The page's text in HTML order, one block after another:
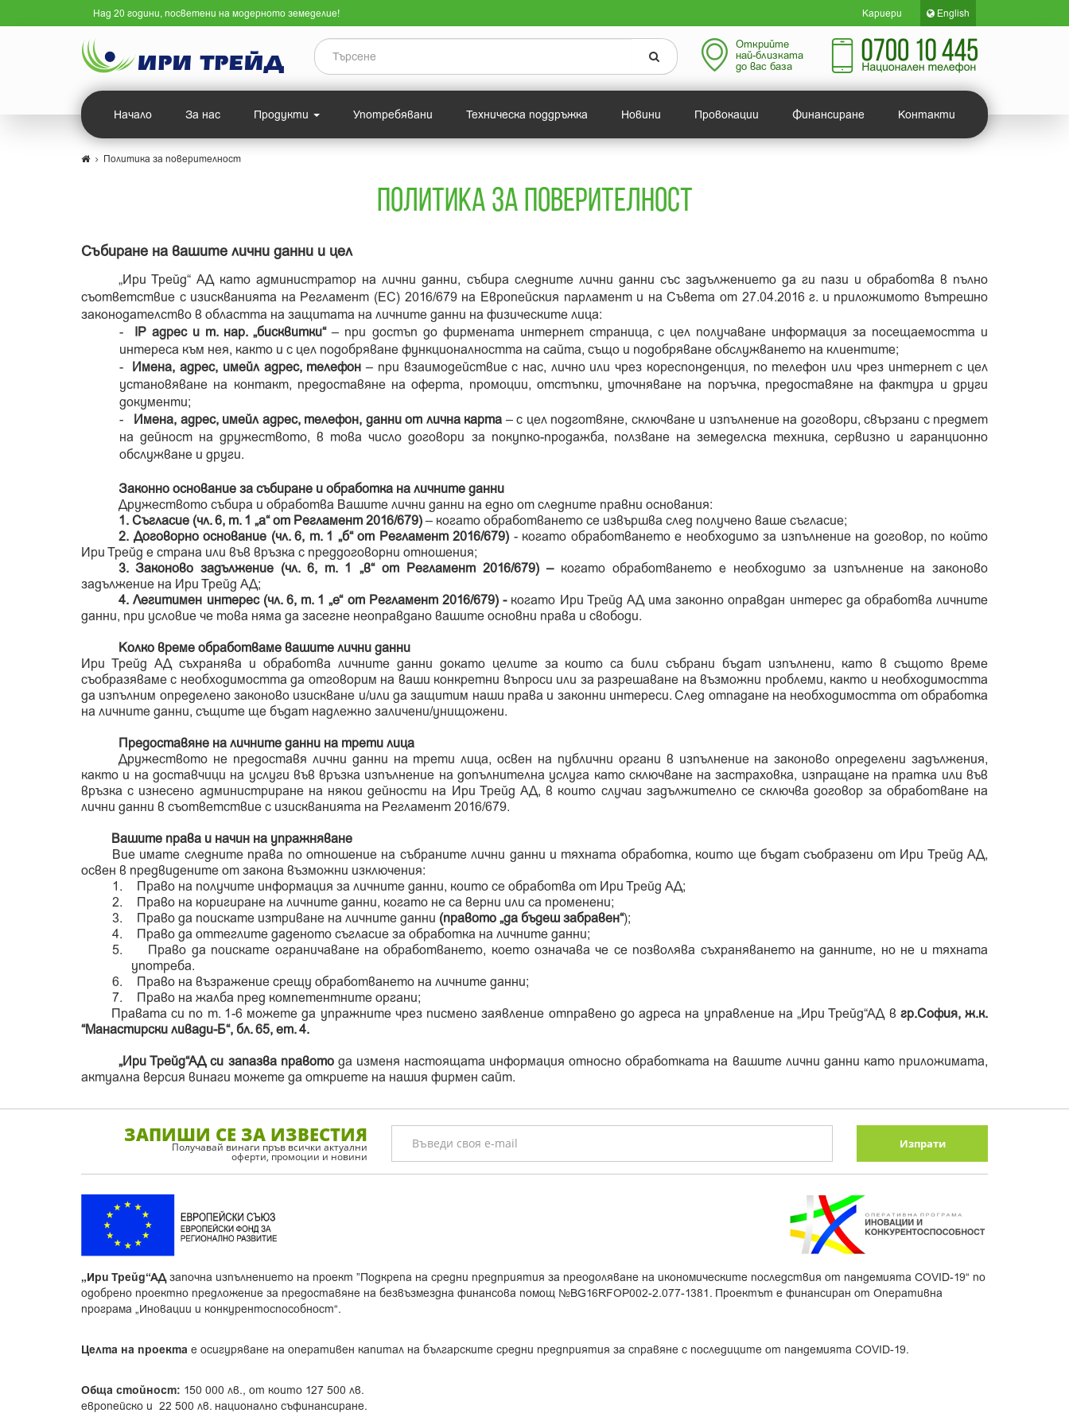
Над 20 години, посветени на модерното земеделие! Кариери English
Открийте
най-близката
до вас база
Начало За нас Продукти Употребявани Техническа поддръжка Новини Провокации Финансиране Контакти
Политика за поверителност
ПОЛИТИКА ЗА ПОВЕРИТЕЛНОСТ
Събиране на вашите лични данни и цел
„Ири Трейд“ АД като администратор на лични данни, събира следните лични данни със задължението да ги пази и обработва в пълно
съответствие с изискванията на Регламент (ЕС) 2016/679 на Европейския парламент и на Съвета от 27.04.2016 г. и приложимото вътрешно
законодателство в областта на защитата на личните данни на физическите лица:
- IPадрес и т. нар. „бисквитки“– при достъп до фирмената интернет страница, с цел получаване информация за посещаемостта и
интереса към нея, както и с цел подобряване функционалността на сайта, също и подобряване обслужването на клиентите;
- Имена, адрес, имейл адрес, телефон – при взаимодействие с нас, лично или чрез кореспонденция, по телефон или чрез интернет с цел
установяване на контакт, предоставяне на оферта, промоции, отстъпки, уточняване на поръчка, предоставяне на фактура и други
документи;
- Имена, адрес, имейл адрес, телефон, данни от лична карта – с цел подготвяне, сключване и изпълнение на договори, свързани с предмет
на дейност на дружеството, в това число договори за покупко-продажба, ползване на земеделска техника, сервизно и гаранционно
обслужване и други.
Законно основание за събиране и обработка на личните данни
Дружеството събира и обработва Вашите лични данни на едно от следните правни основания:
1. Съгласие (чл. 6, т. 1 „а“ от Регламент 2016/679) – когато обработването се извършва след получено ваше съгласие;
2. Договорно основание (чл. 6, т. 1 „б“ от Регламент 2016/679) - когато обработването е необходимо за изпълнение на договор, по който
Ири Трейд е страна или във връзка с преддоговорни отношения;
3. Законово задължение (чл. 6, т. 1 „в“ от Регламент 2016/679) – когато обработването е необходимо за изпълнение на законово
задължение на Ири Трейд АД;
4. Легитимен интерес (чл. 6, т. 1 „е“ от Регламент 2016/679) -когато Ири Трейд АД има законно оправдан интерес да обработва личните
данни, при условие че това няма да засегне неоправдано вашите основни права и свободи.
Колко време обработваме вашите лични данни
Ири Трейд АД съхранява и обработва личните данни докато целите за които са били събрани бъдат изпълнени, като в същото време
съобразяваме с необходимостта да отговорим на ваши конкретни въпроси или за разрешаване на възможни проблеми, както и необходимостта
да изпълним определено законово изискване и/или да защитим наши права и законни интереси. След отпадане на необходимостта от обработка
на личните данни, същите ще бъдат надлежно заличени/унищожени.
Предоставяне на личните данни на трети лица
Дружеството не предоставя лични данни на трети лица, освен на публични органи в изпълнение на законово определени задължения,
както и на доставчици на услуги във връзка изпълнение на допълнителна услуга като сключване на застраховка, изпращане на пратка или във
връзка с изнесено администриране на някои дейности на Ири Трейд АД, в които случаи задължително се сключва договор за обработване на
лични данни в съответствие с изискванията на Регламент 2016/679.
Вашите права и начин на упражняване
Вие имате следните права по отношение на събраните лични данни и тяхната обработка, които ще бъдат съобразени от Ири Трейд АД,
освен в предвидените от закона възможни изключения:
1.
Право на получите информация за личните данни, които се обработва от Ири Трейд АД;
2.
Право на коригиране на личните данни, когато не са верни или са променени;
3.
Право да поискате изтриване на личните данни (правото „да бъдеш забравен“);
4.
Право да оттеглите даденото съгласие за обработка на личните данни;
5.
Право да поискате ограничаване на обработването, което означава че се позволява съхраняването на данните, но не и тяхната
употреба.
6.
Право на възражение срещу обработването на личните данни;
7.
Право на жалба пред компетентните органи;
Правата си по т. 1-6 можете да упражните чрез писмено заявление отправено до адреса на управление на „Ири Трейд“АД в гр.София, ж.к.
“Манастирски ливади-Б“, бл. 65, ет. 4.
„Ири Трейд“АД си запазва правото да изменя настоящата информация относно обработката на вашите лични данни като приложимата,
актуална версия винаги можете да откриете на нашия фирмен сайт.
ЗАПИШИ СЕ ЗА ИЗВЕСТИЯ
Получавай винаги пръв всички актуални
оферти, промоции и новини
Изпрати
„Ири Трейд“АДзапочна изпълнението на проект ”Подкрепа на средни предприятия за преодоляване на икономическите последствия от пандемията COVID-19“ по
одобрено проектно предложение за предоставяне на безвъзмездна финансова помощ №BG16RFOP002-2.077-1381. Проектът е финансиран от Оперативна
програма „Иновации и конкурентоспособност“.
Целта на проекта е осигуряване на оперативен капитал на българските средни предприятия за справяне с последиците от пандемията COVID-19.
Обща стойност: 150 000 лв., от които 127 500 лв.
европейско и 22 500 лв. национално съфинансиране.